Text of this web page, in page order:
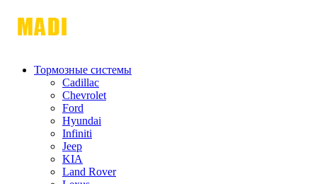
Тормозные системы
Cadillac
Chevrolet
Ford
Hyundai
Infiniti
Jeep
KIA
Land Rover